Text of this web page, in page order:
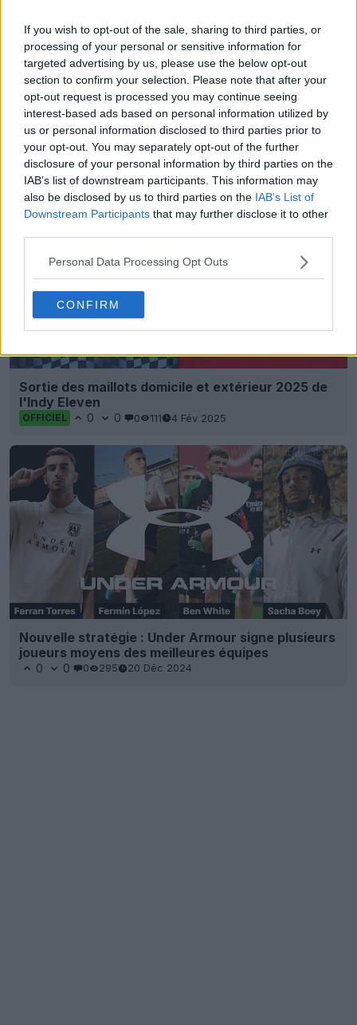
If you wish to opt-out of the sale, sharing to third parties, or
processing of your personal or sensitive information for
targeted advertising by us, please use the below opt-out
section to confirm your selection. Please note that after your
opt-out request is processed you may continue seeing
interest-based ads based on personal information utilized by
us or personal information disclosed to third parties prior to
your opt-out. You may separately opt-out of the further
disclosure of your personal information by third parties on the
IAB’s list of downstream participants. This information may
also be disclosed by us to third parties on the IAB’s List of
Downstream Participants that may further disclose it to other
Personal Data Processing Opt Outs
CONFIRM
Sortie du maillot Unity 24-25 du Sydney FC
OFFICIEL 0 0 0 101 25 Fév 2025
Sortie des maillots domicile et extérieur 2025 de
l'Indy Eleven
OFFICIEL 0 0 0 111 4 Fév 2025
Nouvelle stratégie : Under Armour signe plusieurs
joueurs moyens des meilleures équipes
0 0 0 295 20 Déc 2024